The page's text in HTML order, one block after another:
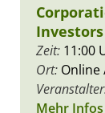
Investors
Zeit: 11:00
Ort: Online
Mehr Infos